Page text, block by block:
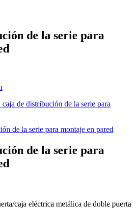
de la serie para
de la serie para
caja eléctrica metálica de doble puerta